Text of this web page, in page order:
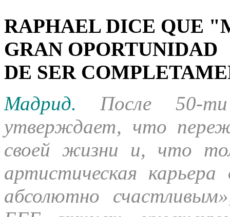
RAPHAEL DICE QUE
GRAN OPORTUNIDAD
DE SER
Мадрид.
После 50-
утверждает, что
своей жизни и, что
артистическая
абсолютно